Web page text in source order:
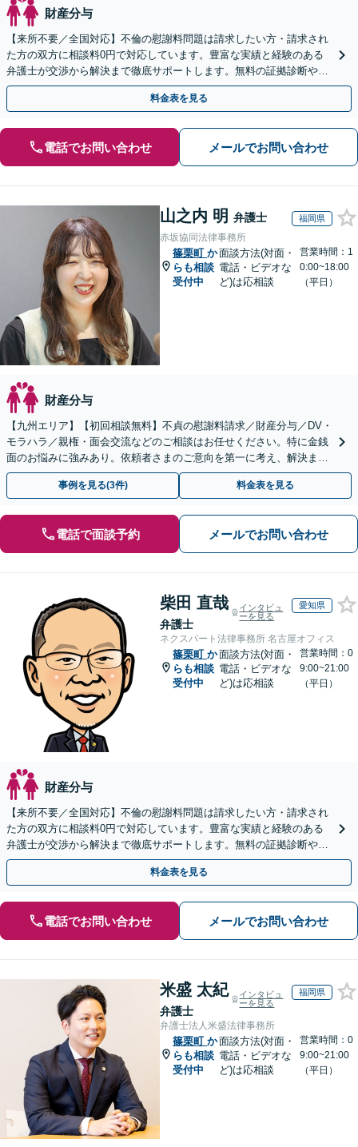
財産分与
【来所不要／全国対応】不倫の慰謝料問題は請求したい方・請求され
た方の双方に相談料0円で対応しています。豊富な実績と経験のある
弁護士が交渉から解決まで徹底サポートします。無料の証拠診断や着
手金の返還保証もありますので安心してご相談ください。
料金表を見る
電話でお問い合わせ メールでお問い合わせ
山之内 明 弁護士 福岡県
赤坂協同法律事務所
篠栗町 か
らも相談
受付中
面談方法(対面・
電話・ビデオな
ど)は応相談
営業時間：1
0:00~18:00
（平日）
財産分与
【九州エリア】【初回相談無料】不貞の慰謝料請求／財産分与／DV・
モラハラ／親権・面会交流などのご相談はお任せください。特に金銭
面のお悩みに強みあり。依頼者さまのご意向を第一に考え、解決まで
サポート【子連れ相談】【休日相談可】
事例を見る(3件) 料金表を見る
電話で面談予約 メールでお問い合わせ
柴田 直哉
弁護士
インタビュ
ーを見る
愛知県
ネクスパート法律事務所 名古屋オフィス
篠栗町 か
らも相談
受付中
面談方法(対面・
電話・ビデオな
ど)は応相談
営業時間：0
9:00~21:00
（平日）
財産分与
【来所不要／全国対応】不倫の慰謝料問題は請求したい方・請求され
た方の双方に相談料0円で対応しています。豊富な実績と経験のある
弁護士が交渉から解決まで徹底サポートします。無料の証拠診断や着
手金の返還保証もありますので安心してご相談ください。
料金表を見る
電話でお問い合わせ メールでお問い合わせ
米盛 太紀
弁護士
インタビュ
ーを見る
福岡県
弁護士法人米盛法律事務所
篠栗町 か
らも相談
受付中
面談方法(対面・
電話・ビデオな
ど)は応相談
営業時間：0
9:00~21:00
（平日）